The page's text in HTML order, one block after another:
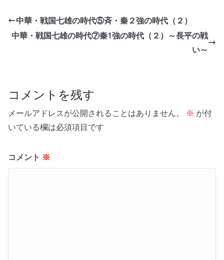
中華・戦国七雄の時代⑤斉・秦２強の時代（２）
中華・戦国七雄の時代⑦秦1強の時代（２）～長平の戦
い～
コメントを残す
メールアドレスが公開されることはありません。 ※ が付
いている欄は必須項目です
コメント ※